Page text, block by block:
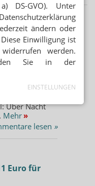
DS-GVO). Unter
ändern oder
Einwilligung ist
werden.
Sie in der
EINSTELLUNGEN
am Ende
Über Nacht
Mehr »
lesen »
Euro für